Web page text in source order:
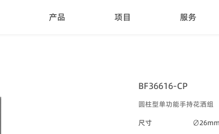
产品 项目 服务
BF36616-CP
圆柱型单功能手持花洒组
尺寸